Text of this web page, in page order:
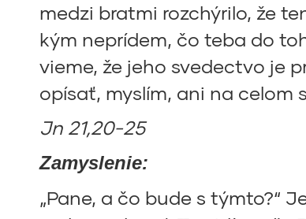
medzi bratmi rozchýrilo, že
kým neprídem, čo teba do
vieme, že jeho svedectvo je
opísať, myslím, ani na celom
Jn 21,20-25
Zamyslenie:
„Pane, a čo bude s týmto?“